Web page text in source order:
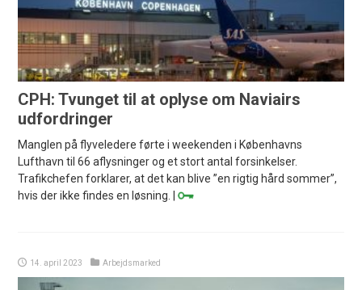
CPH: Tvunget til at oplyse om Naviairs
udfordringer
Manglen på flyveledere førte i weekenden i Københavns
Lufthavn til 66 aflysninger og et stort antal forsinkelser.
Trafikchefen forklarer, at det kan blive ”en rigtig hård sommer”,
hvis der ikke findes en løsning. |
14. april 2023 Arbejdsmarked